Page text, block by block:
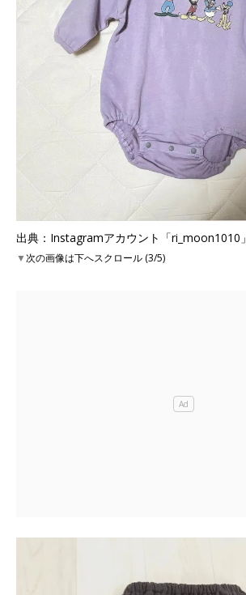
出典：Instagramアカウント「ri_moon1010」
▼次の画像は下へスクロール (3/5)